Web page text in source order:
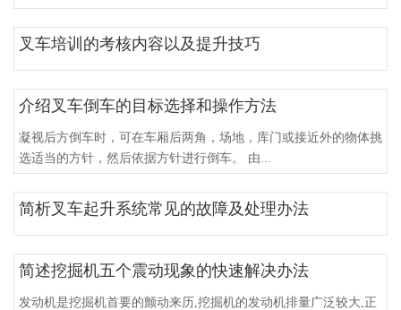
叉车培训的考核内容以及提升技巧
介绍叉车倒车的目标选择和操作方法
凝视后方倒车时，可在车厢后两角，场地，库门或接近外的物体挑
选适当的方针，然后依据方针进行倒车。 由...
简析叉车起升系统常见的故障及处理办法
简述挖掘机五个震动现象的快速解决办法
发动机是挖掘机首要的颤动来历,挖掘机的发动机排量广泛较大,正